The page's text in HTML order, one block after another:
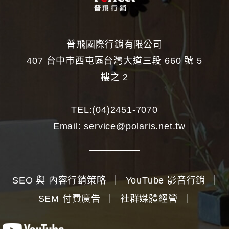
普飛國際行銷有限公司
407 台中市西屯區台灣大道三段 660 號 5
樓之 2
TEL:(04)2451-7070
Email:service@polaris.net.tw
SEO 與 內容行銷策略 YouTube 影音行銷
｜
SEM 付費廣告
社群媒體經營